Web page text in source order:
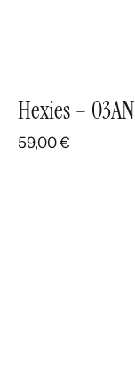
Hexies – 03AN
59,00€